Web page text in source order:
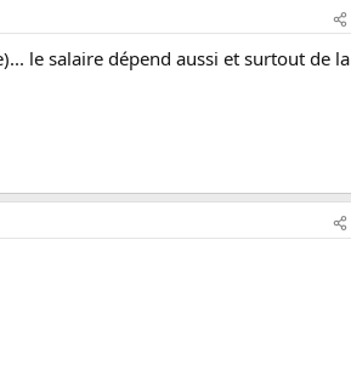
le salaire dépend aussi et surtout de la